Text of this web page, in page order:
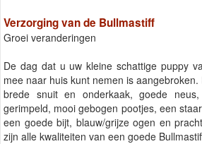
Verzorging van de Bullmastiff
Groei veranderingen
De dag dat u uw kleine schattige puppy
mee naar huis kunt nemen is
brede snuit en onderkaak, goede
gerimpeld, mooi gebogen pootjes, een
een goede bijt, blauw/grijze ogen en
zijn alle kwaliteiten van een goede